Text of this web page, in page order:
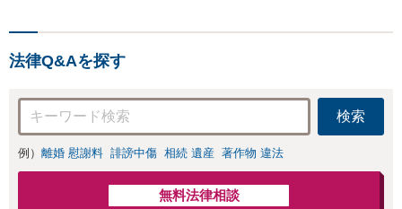
法律Q&Aを探す
検索
例） 離婚 慰謝料 誹謗中傷 相続 遺産 著作物 違法
無料法律相談